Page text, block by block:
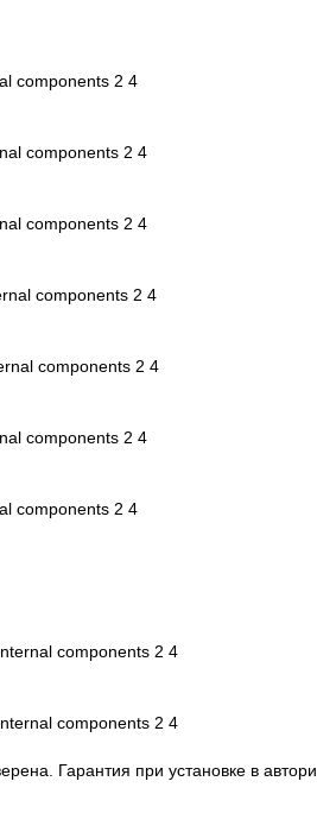
components 2 4
components 2 4
components 2 4
components 2 4
components 2 4
components 2 4
components 2 4
components 2 4
components 2 4
Гарантия при установке в